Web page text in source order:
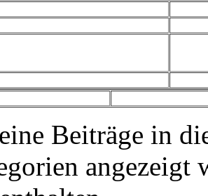
Beiträge in
angezeigt